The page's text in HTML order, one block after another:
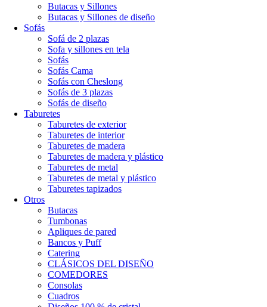
Butacas y Sillones
Butacas y Sillones de diseño
Sofás
Sofá de 2 plazas
Sofa y sillones en tela
Sofás
Sofás Cama
Sofás con Cheslong
Sofás de 3 plazas
Sofás de diseño
Taburetes
Taburetes de exterior
Taburetes de interior
Taburetes de madera
Taburetes de madera y plástico
Taburetes de metal
Taburetes de metal y plástico
Taburetes tapizados
Otros
Butacas
Tumbonas
Apliques de pared
Bancos y Puff
Catering
CLÁSICOS DEL DISEÑO
COMEDORES
Consolas
Cuadros